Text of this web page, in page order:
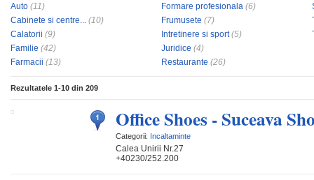
Auto (11)
Cabinete si centre... (10)
Calatorii (9)
Familie (42)
Farmacii (13)
Formare profesionala (6)
Frumusete (7)
Intretinere si sport (5)
Juridice (4)
Restaurante (26)
Rezultatele 1-10 din 209
Office Shoes - Suceava
Categorii: Incaltaminte
Calea Unirii Nr.27
+40230/252.200